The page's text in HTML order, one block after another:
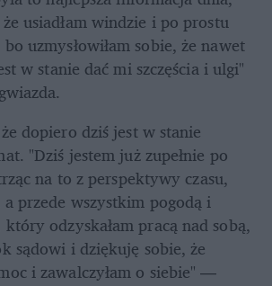
usiadłam windzie i po prostu
bo uzmysłowiłam sobie, że nawet
w stanie dać mi szczęścia i ulgi"
dopiero dziś jest w stanie
"Dziś jestem już zupełnie po
na to z perspektywy czasu,
przede wszystkim pogodą i
odzyskałam pracą nad sobą,
sądowi i dziękuję sobie, że
i zawalczyłam o siebie" —